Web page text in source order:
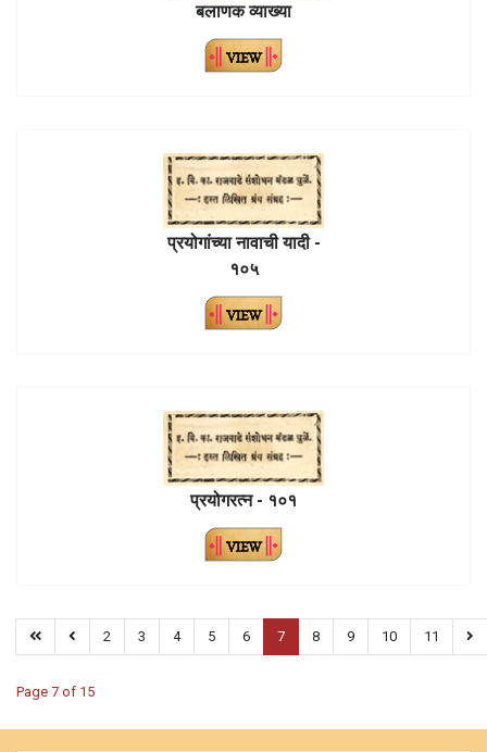
बलाणक व्याख्या
प्रयोगांच्या नावाची यादी -
१०५
प्रयोगरत्न - १०१
2 3 4 5 6 7 8 9 10 11
Page 7 of 15